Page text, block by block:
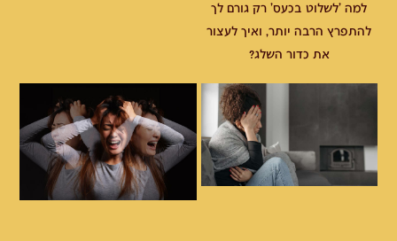
למה 'לשלוט בכעס' רק גורם לך
להתפרץ הרבה יותר, ואיך לעצור
את כדור השלג?